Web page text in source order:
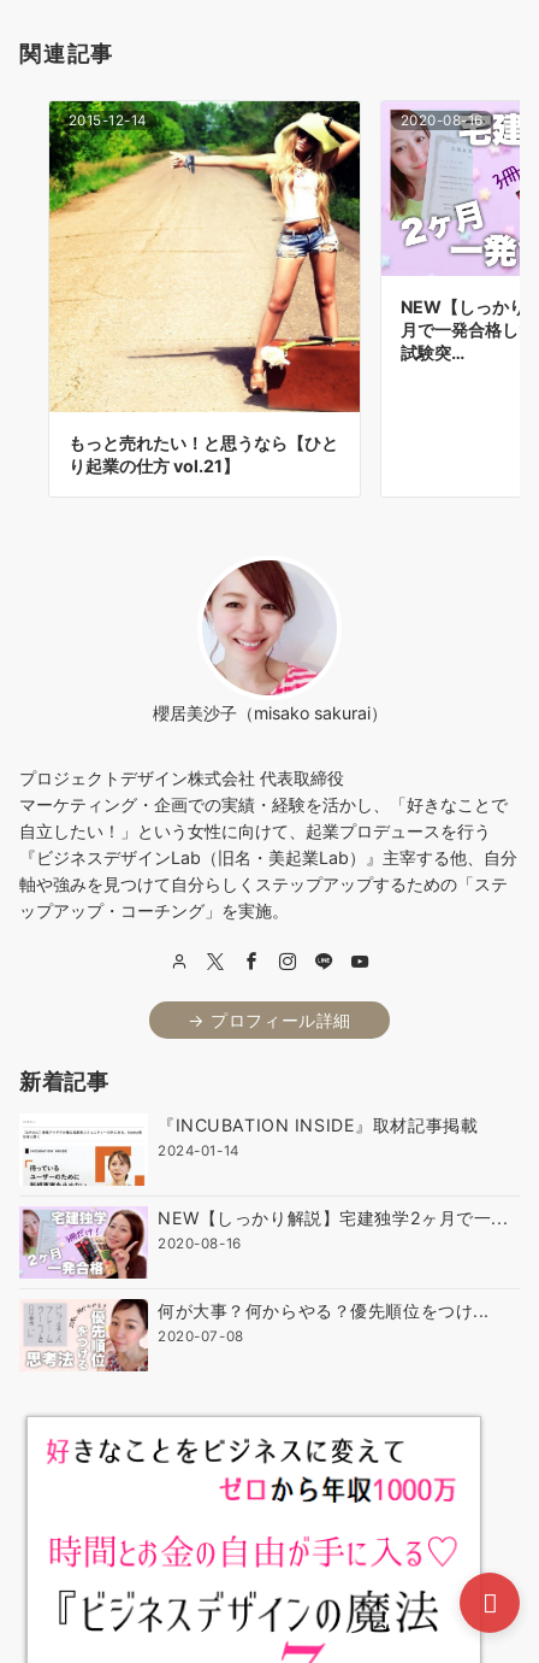
ン
関連記事
2015-12-14
もっと売れたい！と思うなら【ひと
り起業の仕方 vol.21】
2020-08-16
NEW【しっかり
月で一発合格し
試験突…
櫻居美沙子（misako sakurai）
プロジェクトデザイン株式会社 代表取締役
マーケティング・企画での実績・経験を活かし、「好きなことで
自立したい！」という女性に向けて、起業プロデュースを行う
『ビジネスデザインLab（旧名・美起業Lab）』主宰する他、自分
軸や強みを見つけて自分らしくステップアップするための「ステ
ップアップ・コーチング」を実施。
→ プロフィール詳細
新着記事
『INCUBATION INSIDE』取材記事掲載
2024-01-14
NEW【しっかり解説】宅建独学2ヶ月で一...
2020-08-16
何が大事？何からやる？優先順位をつけ...
2020-07-08